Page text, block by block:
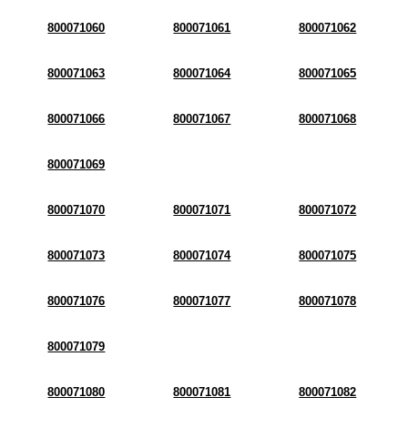
800071060 800071061 800071062
800071063 800071064 800071065
800071066 800071067 800071068
800071069
800071070 800071071 800071072
800071073 800071074 800071075
800071076 800071077 800071078
800071079
800071080 800071081 800071082